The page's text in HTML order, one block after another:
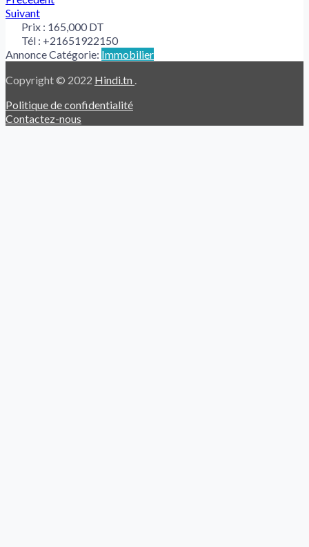
Suivant
Prix : 165,000 DT
Tél : +21651922150
Annonce Catégorie: Immobilier
Copyright © 2022 Hindi.tn .
Politique de confidentialité
Contactez-nous